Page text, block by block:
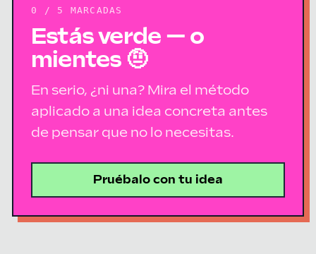
0 / 5 MARCADAS
Estás verde — o
mientes 🤨
En serio, ¿ni una? Mira el método
aplicado a una idea concreta antes
de pensar que no lo necesitas.
Pruébalo con tu idea